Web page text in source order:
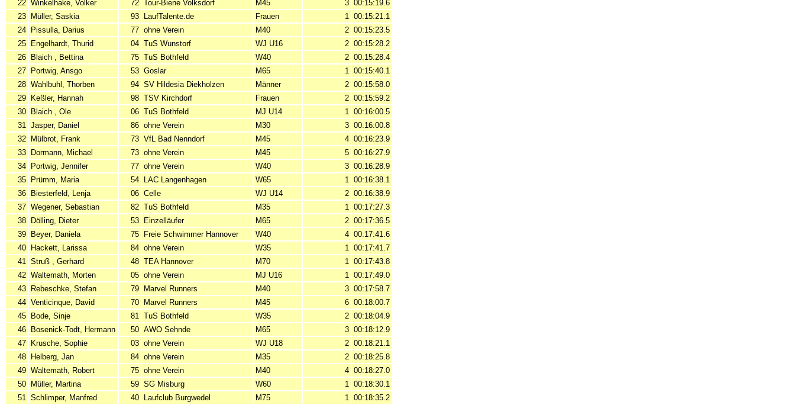
22 Winkelhake, Volker 72 Tour-Biene Volksdorf M45 3 00:15:19.6
23
Müller, Saskia 93 LaufTalente.de Frauen 1 00:15:21.1
24
Pissulla, Darius 77 ohne Verein M40 2 00:15:23.5
25
Engelhardt, Thurid 04 TuS Wunstorf WJ U16 2 00:15:28.2
26
Blaich , Bettina 75 TuS Bothfeld W40 2 00:15:28.4
27
Portwig, Ansgo 53 Goslar M65 1 00:15:40.1
28 Wahlbuhl, Thorben 94 SV Hildesia Diekholzen Männer 2 00:15:58.0
29
Keßler, Hannah 98 TSV Kirchdorf Frauen 2 00:15:59.2
30
Blaich , Ole 06 TuS Bothfeld MJ U14 1 00:16:00.5
31 Jasper, Daniel 86 ohne Verein M30 3 00:16:00.8
32
Mülbrot, Frank 73 VfL Bad Nenndorf M45 4 00:16:23.9
33
Dormann, Michael 73 ohne Verein M45 5 00:16:27.9
34
Portwig, Jennifer 77 ohne Verein W40 3 00:16:28.9
35
Prümm, Maria 54 LAC Langenhagen W65 1 00:16:38.1
36
Biesterfeld, Lenja 06 Celle WJ U14 2 00:16:38.9
37 Wegener, Sebastian 82 TuS Bothfeld M35 1 00:17:27.3
38
Dölling, Dieter 53 Einzelläufer M65 2 00:17:36.5
39
Beyer, Daniela 75 Freie Schwimmer Hannover W40 4 00:17:41.6
40
Hackett, Larissa 84 ohne Verein W35 1 00:17:41.7
41 Struß , Gerhard 48 TEA Hannover M70 1 00:17:43.8
42 Waltemath, Morten 05 ohne Verein MJ U16 1 00:17:49.0
43
Rebeschke, Stefan 79 Marvel Runners M40 3 00:17:58.7
44 Venticinque, David 70 Marvel Runners M45 6 00:18:00.7
45
Bode, Sinje 81 TuS Bothfeld W35 2 00:18:04.9
46
Bosenick-Todt, Hermann 50 AWO Sehnde M65 3 00:18:12.9
47
Krusche, Sophie 03 ohne Verein WJ U18 2 00:18:21.1
48
Helberg, Jan 84 ohne Verein M35 2 00:18:25.8
49 Waltemath, Robert 75 ohne Verein M40 4 00:18:27.0
50
Müller, Martina 59 SG Misburg W60 1 00:18:30.1
51 Schlimper, Manfred 40 Laufclub Burgwedel M75 1 00:18:35.2